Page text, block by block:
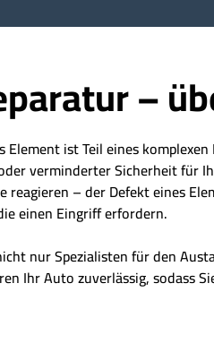
–
ist Teil eines
verminderter Sicherheit für
reagieren – der Defekt eines
einen Eingriff erfordern.
nur Spezialisten für den
Ihr Auto zuverlässig, sodass